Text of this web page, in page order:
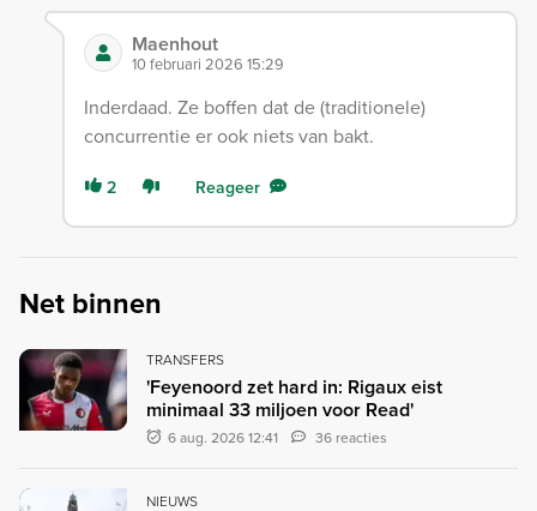
Maenhout
10 februari 2026 15:29
Inderdaad. Ze boffen dat de (traditionele)
concurrentie er ook niets van bakt.
2 Reageer
Net binnen
TRANSFERS
'Feyenoord zet hard in: Rigaux eist
minimaal 33 miljoen voor Read'
6 aug. 2026 12:41 36 reacties
NIEUWS